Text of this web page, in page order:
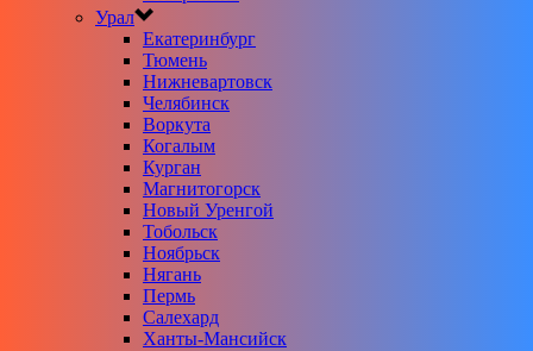
Урал
Екатеринбург
Тюмень
Нижневартовск
Челябинск
Воркута
Когалым
Курган
Магнитогорск
Новый Уренгой
Тобольск
Ноябрьск
Нягань
Пермь
Салехард
Ханты-Мансийск